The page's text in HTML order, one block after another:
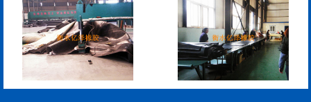
空心板内模 桥梁空心板气囊